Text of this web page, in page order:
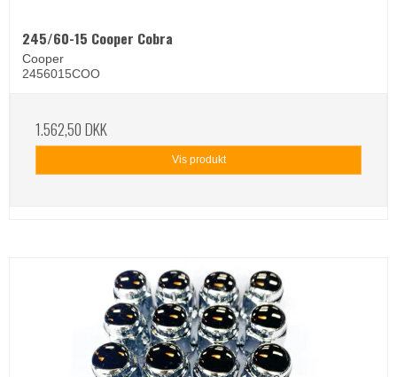
245/60-15 Cooper Cobra
Cooper
2456015COO
1.562,50 DKK
Vis produkt